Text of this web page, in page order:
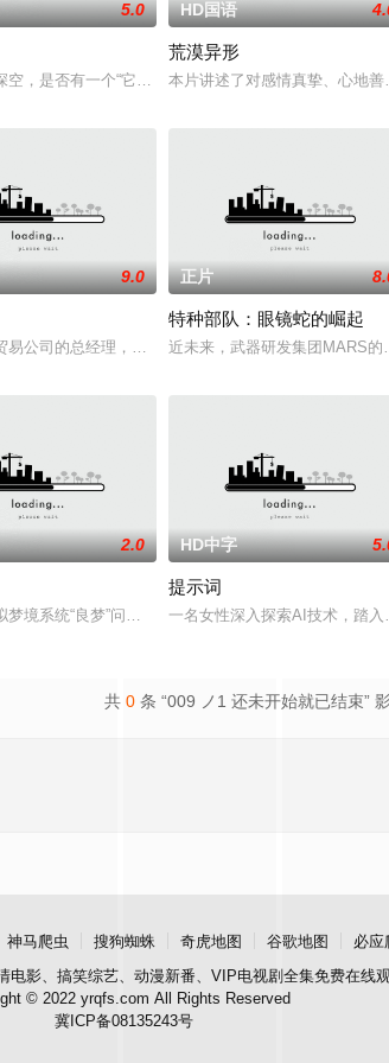
博也,桥本达也,关智一,杉田智和
，尘封十五年的异世界王子身份觉醒，平凡人生被彻底
5.0
空，是否有一个“它”也正在对望？一场关于外星文明的
HD国语
荒漠异形
本片讲述了对感情真挚、心地
度。为了带回病人，这位治疗师不得不亲
娃”古古这对非血缘父子并肩登场。冷峻坚毅的赏金猎
9.0
易公司的总经理，因为患上了脑瘤最终不幸去世，医学
正片
特种部队：眼镜蛇的崛起
近未来，武器研发集团MARS的
生人，在人工智能开发的斗争中，一个神秘组织试图
2.0
境系统“良梦”问世，人们可以在自己定制的梦境中随时
HD中字
提示词
一名女性深入探索AI技术，踏
共 0 条 “009 ノ1 还未开始就已结束”
神马爬虫 搜狗蜘蛛 奇虎地图 谷歌地图
必应
电影、搞笑综艺、动漫新番、VIP电视剧全集免费在线
© 2022 yrqfs.com All Rights Reserved
冀ICP备08135243号